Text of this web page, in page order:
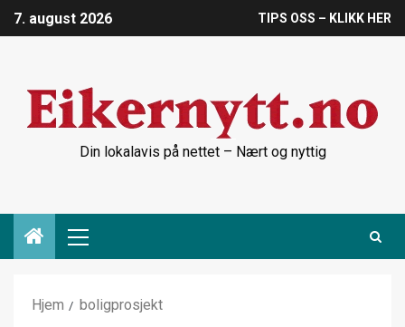
7. august 2026 TIPS OSS – KLIKK HER
Din lokalavis på nettet – Nært og nyttig
Hjem boligprosjekt